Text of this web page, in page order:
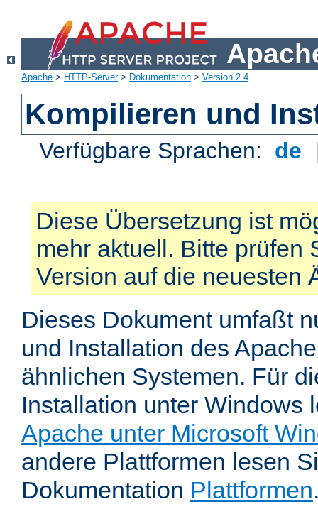
Apache > HTTP-Server> Dokumentation > Version 2.4
Kompilieren und
Verfügbare Sprachen: de
Diese Übersetzung ist
mehr aktuell. Bitte prüfen
Version auf die neuesten
Dieses Dokument umfaßt
und Installation des
ähnlichen Systemen. Für
Installation unter Windows
Apache unter Microsoft
andere Plattformen lesen
Dokumentation Plattformen